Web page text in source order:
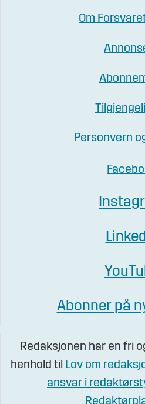
Om
Personvern
Abonner på
Redaksjonen har en fri
henhold til Lov om
ansvar i